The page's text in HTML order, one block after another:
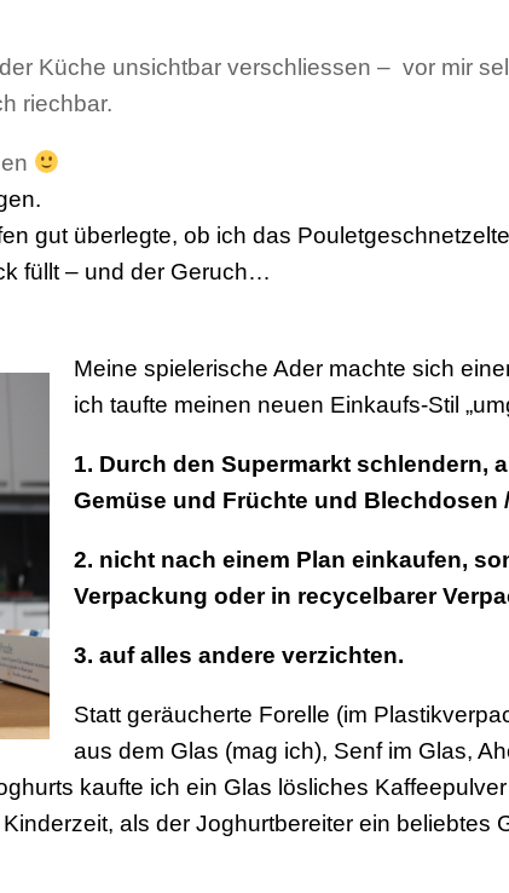
Küche unsichtbar verschliessen – vor mir
riechbar.
gut überlegte, ob ich das
füllt – und der Geruch…
Meine spielerische Ader machte sich
ich taufte meinen neuen Einkaufs-Stil
1. Durch den Supermarkt schlendern,
Gemüse und Früchte und Blechdosen
2. nicht nach einem Plan einkaufen,
Verpackung oder in recycelbarer
3. auf alles andere verzichten.
Statt geräucherte Forelle (im
aus dem Glas (mag ich), Senf im Glas,
kaufte ich ein Glas lösliches
als der Joghurtbereiter ein beliebtes